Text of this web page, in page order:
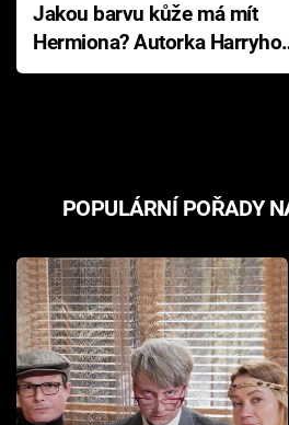
Jakou barvu kůže má mít
Hermiona? Autorka Harryho
Pottera přišla s ráznou
POPULÁRNÍ POŘADY